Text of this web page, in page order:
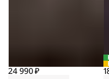
24 990 ₽